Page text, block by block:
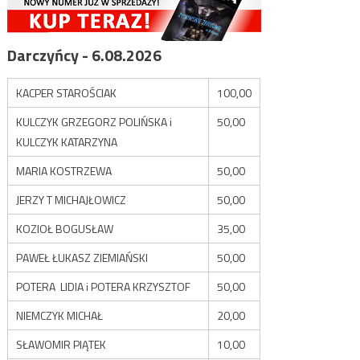
Darczyńcy - 6.08.2026
KACPER STAROŚCIAK
100,00
KULCZYK GRZEGORZ POLIŃSKA i
KULCZYK KATARZYNA
50,00
MARIA KOSTRZEWA
50,00
JERZY T MICHAJŁOWICZ
50,00
KOZIOŁ BOGUSŁAW
35,00
PAWEŁ ŁUKASZ ZIEMIAŃSKI
50,00
POTERA LIDIA i POTERA KRZYSZTOF
50,00
NIEMCZYK MICHAŁ
20,00
SŁAWOMIR PIĄTEK
10,00